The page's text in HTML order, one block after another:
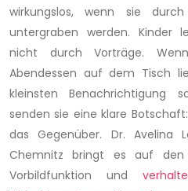
wirkungslos, wenn sie
untergraben werden. Kinder
nicht durch Vorträge.
Abendessen auf dem Tisch
kleinsten Benachrichtigung
senden sie eine klare
das Gegenüber. Dr. Avelina
Chemnitz bringt es auf den
Vorbildfunktion und